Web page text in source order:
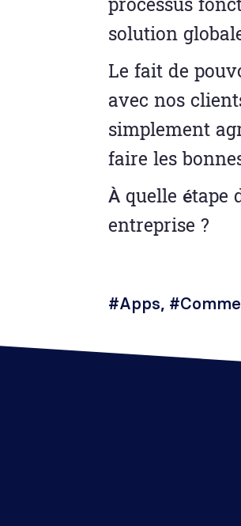
processus
solution
Le fait de
avec nos
simplement
faire les
À quelle étape
entreprise ?
#Apps,